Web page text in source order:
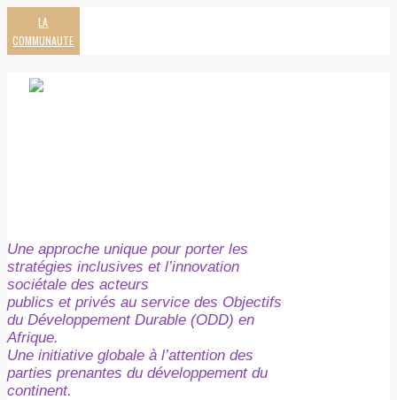
LA
COMMUNAUTE
Une approche unique pour porter les
stratégies inclusives et l’innovation
sociétale des acteurs
publics et privés au service des Objectifs
du Développement Durable (ODD) en
Afrique.
Une initiative globale à l’attention des
parties prenantes du développement du
continent.